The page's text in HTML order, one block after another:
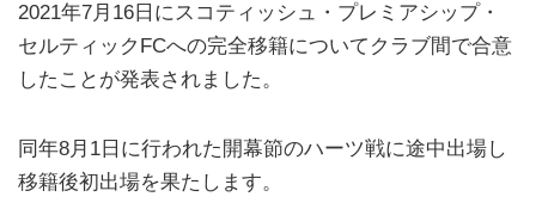
2021年7月16日にスコティッシュ・プレミアシップ・
セルティックFCへの完全移籍についてクラブ間で合意
したことが発表されました。
同年8月1日に行われた開幕節のハーツ戦に途中出場し
移籍後初出場を果たします。